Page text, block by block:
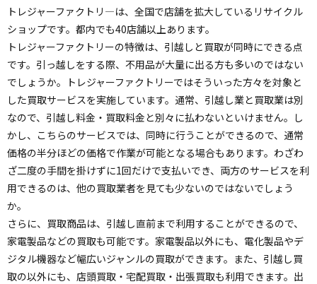
トレジャーファクトリ―は、全国で店舗を拡大しているリサイクル
ショップです。都内でも40店舗以上あります。
トレジャーファクトリーの特徴は、引越しと買取が同時にできる点
です。引っ越しをする際、不用品が大量に出る方も多いのではない
でしょうか。トレジャーファクトリーではそういった方々を対象と
した買取サービスを実施しています。通常、引越し業と買取業は別
なので、引越し料金・買取料金と別々に払わないといけません。し
かし、こちらのサービスでは、同時に行うことができるので、通常
価格の半分ほどの価格で作業が可能となる場合もあります。わざわ
ざ二度の手間を掛けずに1回だけで支払いでき、両方のサービスを利
用できるのは、他の買取業者を見ても少ないのではないでしょう
か。
さらに、買取商品は、引越し直前まで利用することができるので、
家電製品などの買取も可能です。家電製品以外にも、電化製品やデ
ジタル機器など幅広いジャンルの買取ができます。また、引越し買
取の以外にも、店頭買取・宅配買取・出張買取も利用できます。出